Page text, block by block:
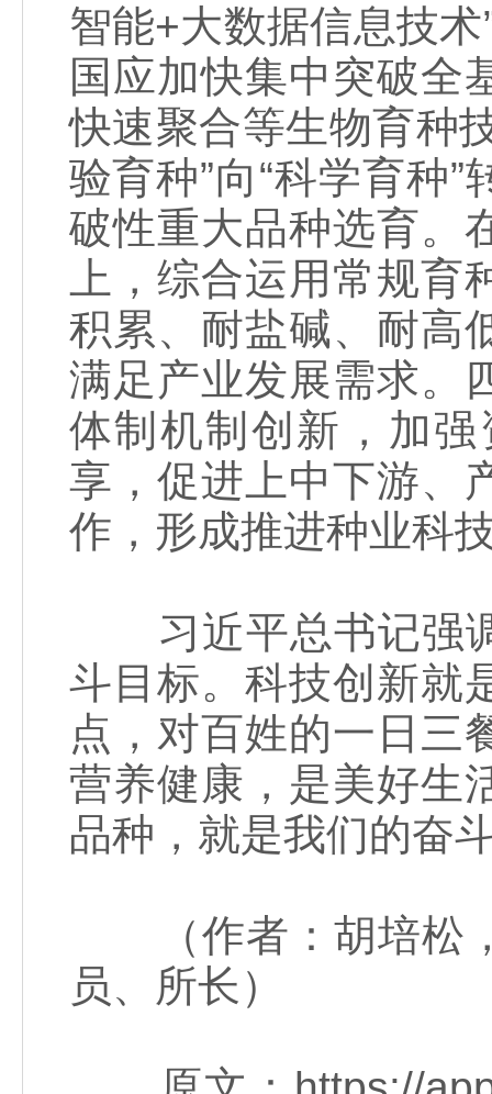
智能+大数据信息技
国应加快集中突破全
快速聚合等生物育种
验育种”向“科学育种
破性重大品种选育。
上，综合运用常规
积累、耐盐碱、耐高
满足产业发展需求。
体制机制创新，加
享，促进上中下游、
作，形成推进种业科
习近平总书记强调
斗目标。科技创新就
点，对百姓的一日三
营养健康，是美好生
品种，就是我们的奋
（作者：胡培松，
员、所长）